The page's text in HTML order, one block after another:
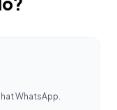
WhatsApp.